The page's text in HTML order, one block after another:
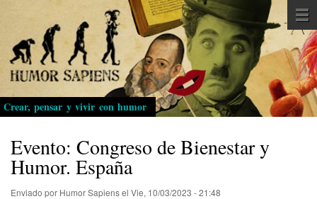
Pasar
al
contenido
principal
Crear, pensar y vivir con humor
Evento: Congreso de Bienestar y
Humor. España
Enviado por Humor Sapiensel Vie, 10/03/2023 - 21:48